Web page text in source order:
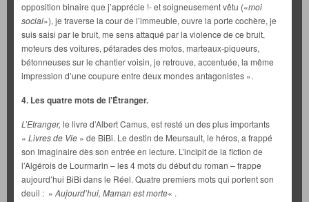
opposition binaire que j’apprécie !- et soigneusement vêtu («moi
social»), je traverse la cour de l’immeuble, ouvre la porte cochère, je
suis saisi par le bruit, me sens attaqué par la violence de ce bruit,
moteurs des voitures, pétarades des motos, marteaux-piqueurs,
bétonneuses sur le chantier voisin, je retrouve, accentuée, la même
impression d’une coupure entre deux mondes antagonistes ».
4. Les quatre mots de l’Étranger.
L’Etranger, le livre d’Albert Camus, est resté un des plus importants
« Livres de Vie » de BiBi. Le destin de Meursault, le héros, a frappé
son Imaginaire dès son entrée en lecture. L’incipit de la fiction de
l’Algérois de Lourmarin – les 4 mots du début du roman – frappe
aujourd’hui BiBi dans le Réel. Quatre premiers mots qui portent son
deuil : » Aujourd’hui, Maman est morte« .